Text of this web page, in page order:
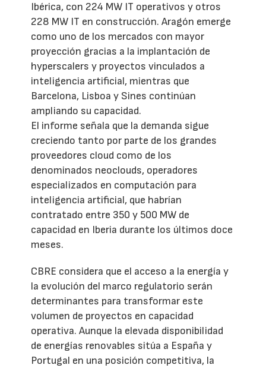
Ibérica, con 224 MW IT operativos y otros
228 MW IT en construcción. Aragón emerge
como uno de los mercados con mayor
proyección gracias a la implantación de
hyperscalers y proyectos vinculados a
inteligencia artificial, mientras que
Barcelona, Lisboa y Sines continúan
ampliando su capacidad.
El informe señala que la demanda sigue
creciendo tanto por parte de los grandes
proveedores cloud como de los
denominados neoclouds, operadores
especializados en computación para
inteligencia artificial, que habrían
contratado entre 350 y 500 MW de
capacidad en Iberia durante los últimos doce
meses.
CBRE considera que el acceso a la energía y
la evolución del marco regulatorio serán
determinantes para transformar este
volumen de proyectos en capacidad
operativa. Aunque la elevada disponibilidad
de energías renovables sitúa a España y
Portugal en una posición competitiva, la